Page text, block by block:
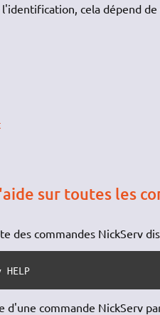
cela dépend
sur toutes les
des commandes NickServ
d'une commande NickServ